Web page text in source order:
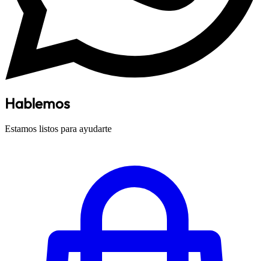
Hablemos
Estamos listos para ayudarte